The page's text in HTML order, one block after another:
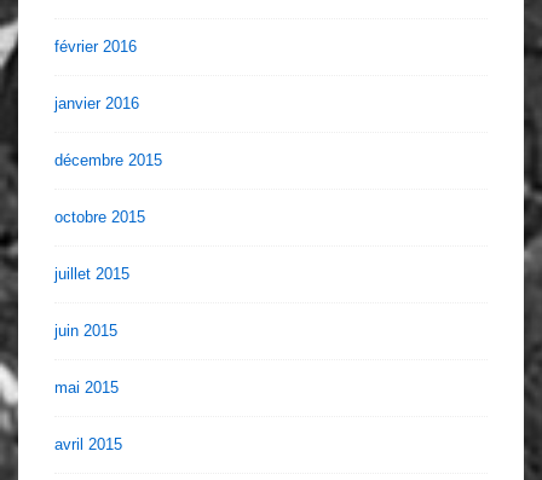
février 2016
janvier 2016
décembre 2015
octobre 2015
juillet 2015
juin 2015
mai 2015
avril 2015